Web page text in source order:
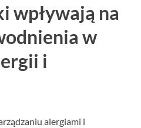
wpływają na
w
i
alergiami i